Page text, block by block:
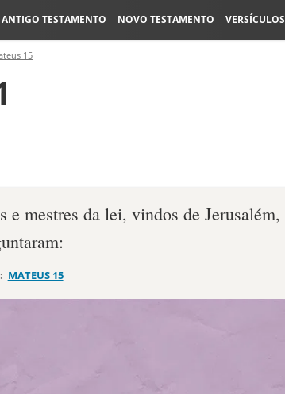
ANTIGO TESTAMENTO NOVO TESTAMENTO VERSÍCULOS
15
e mestres da lei, vindos de Jerusalém,
MATEUS 15